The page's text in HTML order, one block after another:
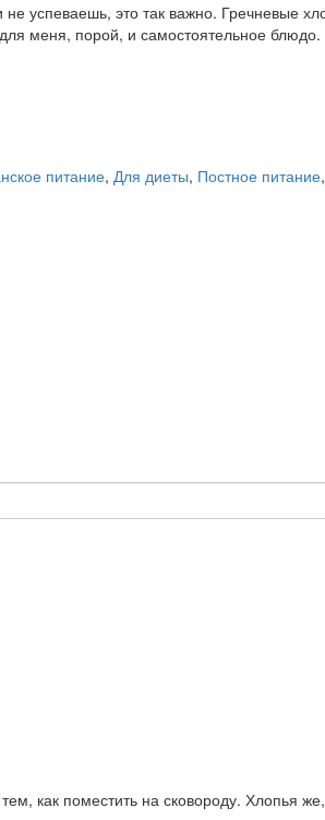
успеваешь, это так важно. Гречневые
меня, порой, и самостоятельное блюдо.
питание, Для диеты, Постное питание,
как поместить на сковороду. Хлопья же,